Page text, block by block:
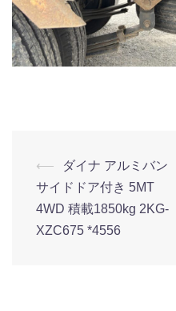
⟵
ダイナ アルミバン
サイドドア付き 5MT
4WD 積載1850kg 2KG-
XZC675 *4556